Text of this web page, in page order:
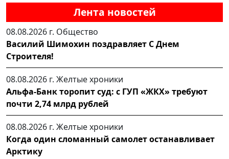
Лента новостей
08.08.2026 г. Общество
Василий Шимохин поздравляет С Днем
Строителя!
08.08.2026 г. Желтые хроники
Альфа-Банк торопит суд: с ГУП «ЖКХ» требуют
почти 2,74 млрд рублей
08.08.2026 г. Желтые хроники
Когда один сломанный самолет останавливает
Арктику